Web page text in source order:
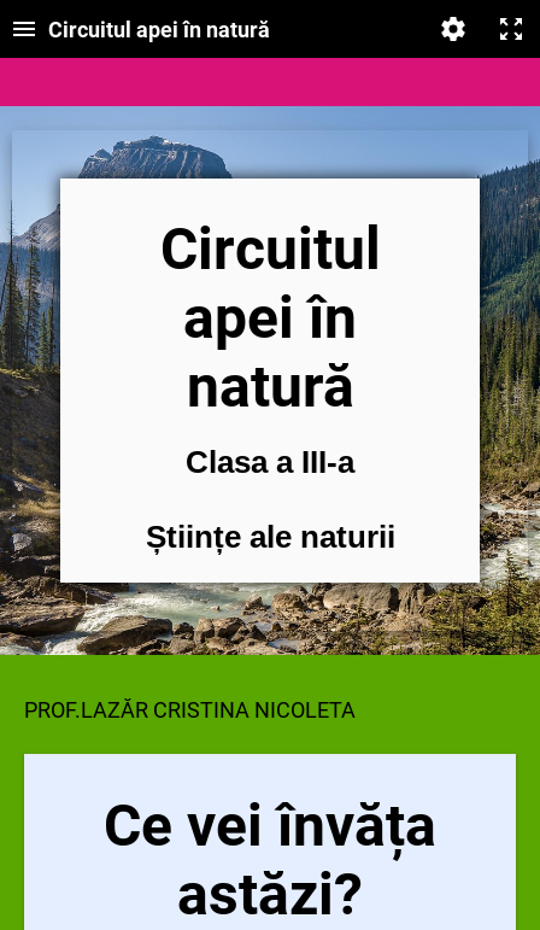
Circuitul apei în natură
Circuitul
apei în
natură
Clasa a III-a
Științe ale naturii
PROF.LAZĂR CRISTINA NICOLETA
Ce vei învăța
astăzi?